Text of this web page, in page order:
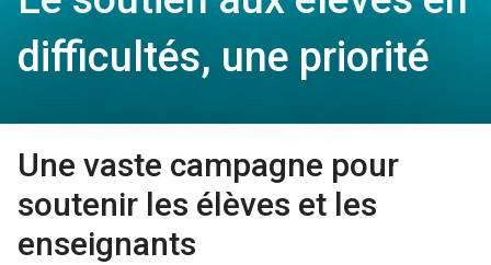
difficultés, une priorité
Une vaste campagne pour
soutenir les élèves et les
enseignants